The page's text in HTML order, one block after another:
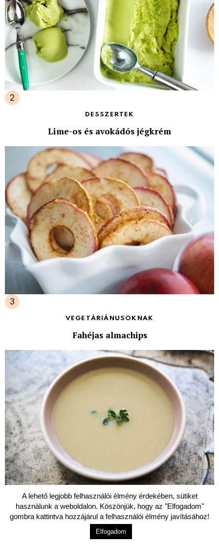
DESSZERTEK
Lime-os és avokádós jégkrém
VEGETÁRIÁNUSOKNAK
Fahéjas almachips
LEVESEK
Articsóka krémleves
A lehető legjobb felhasználói élmény érdekében, sütiket
használunk a weboldalon. Köszönjük, hogy az "Elfogadom"
gombra kattintva hozzájárul a felhasználói élmény javításához!
Elfogadom